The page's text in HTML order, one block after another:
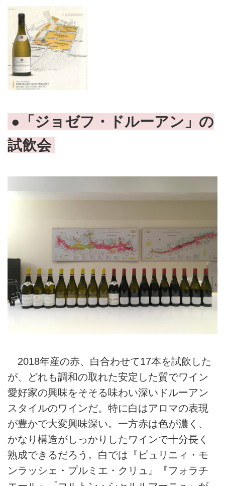
●「ジョゼフ・ドルーアン」の
試飲会
2018年産の赤、白合わせて17本を試飲した
が、どれも調和の取れた安定した質でワイン
愛好家の興味をそそる味わい深いドルーアン
スタイルのワインだ。特に白はアロマの表現
が豊かで大変興味深い。一方赤は色が濃く、
かなり構造がしっかりしたワインで十分長く
熟成できるだろう。白では『ピュリニィ・モ
ンラッシェ・プルミエ・クリュ』『フォラチ